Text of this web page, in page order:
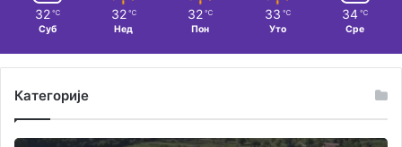
32 ℃
Суб
32 ℃
Нед
32 ℃
Пон
33 ℃
Уто
34 ℃
Сре
Категорије